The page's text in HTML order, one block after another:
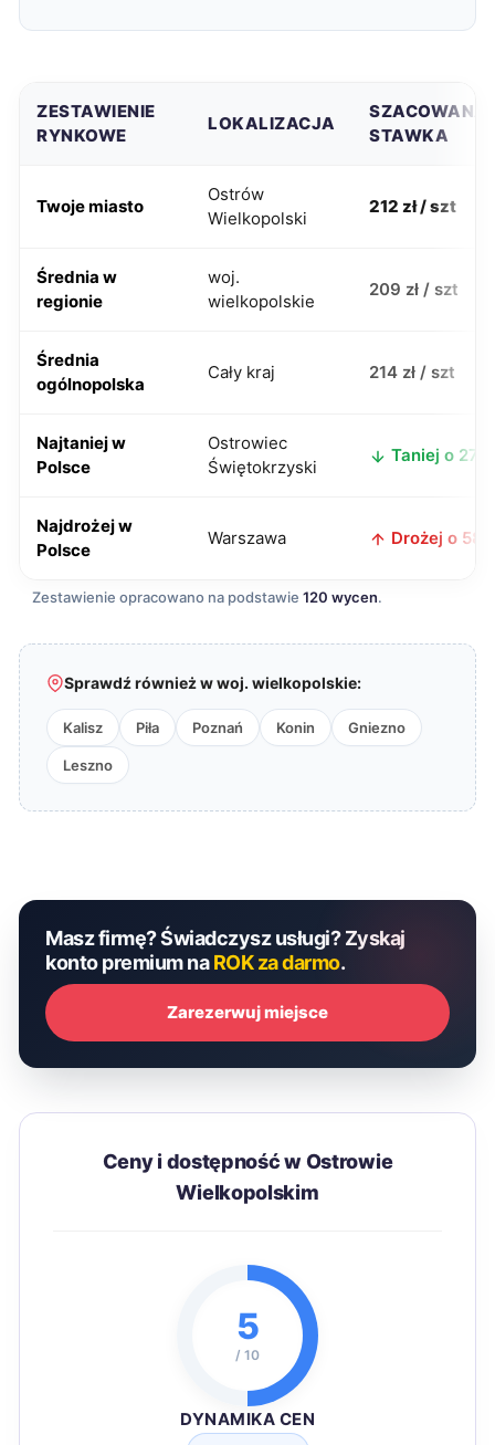
ZESTAWIENIE
RYNKOWE
LOKALIZACJA
SZACOWANA
STAWKA
Twoje miasto
Ostrów
Wielkopolski
212 zł / szt
Średnia w
regionie
woj.
wielkopolskie
209 zł / szt
Średnia
ogólnopolska
Cały kraj 214 zł / szt
Najtaniej w
Polsce
Ostrowiec
Świętokrzyski
Taniej o 27 zł
Najdrożej w
Polsce
Warszawa Drożej o 58
Zestawienie opracowano na podstawie 120 wycen.
Sprawdź również w woj. wielkopolskie:
Kalisz Piła Poznań Konin Gniezno
Leszno
Masz firmę? Świadczysz usługi? Zyskaj
konto premium naROK za darmo.
Zarezerwuj miejsce
Ceny i dostępność w Ostrowie
Wielkopolskim
5
/ 10
DYNAMIKA CEN